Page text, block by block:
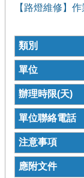
【路燈維修】